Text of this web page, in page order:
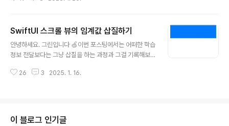
lBounceBehavior 해당 구조체 타입에는 아래 세가지로
기본 정의가 되어 있어요. 1️⃣ automatic - 기본값으로 플
랫폼과 상황에 따라서 적절한 바운스 동작을 자동으로 결
를 가짐3️⃣ basedOnSize - 컨텐츠 크기에 따라 바운스
SwiftUI 스크롤 뷰의 임계값 삽질하기
안녕하세요. 그린입니다 🍏이번 포스팅에서는 어떠한 학습
정보 전달보다는 그냥 삽질을 하는 과정과 그걸 기록해보
질하기우선, 아래 코드를 봐볼까요? import SwiftUIstru
26 3 2025. 1. 16.
이 블로그 인기글